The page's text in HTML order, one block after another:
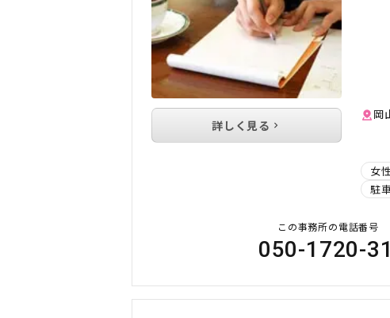
岡
女
駐
詳しく見る
この事務所の電話番号
050-1720-